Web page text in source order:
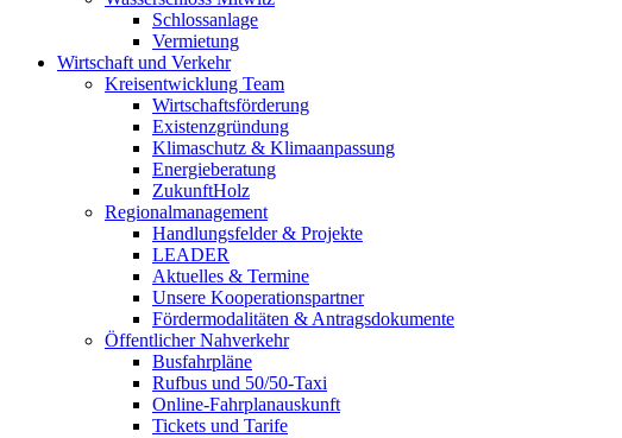
Schlossanlage
Vermietung
Wirtschaft und Verkehr
Kreisentwicklung Team
Wirtschaftsförderung
Existenzgründung
Klimaschutz & Klimaanpassung
Energieberatung
ZukunftHolz
Regionalmanagement
Handlungsfelder & Projekte
LEADER
Aktuelles & Termine
Unsere Kooperationspartner
Fördermodalitäten & Antragsdokumente
Öffentlicher Nahverkehr
Busfahrpläne
Rufbus und 50/50-Taxi
Online-Fahrplanauskunft
Tickets und Tarife